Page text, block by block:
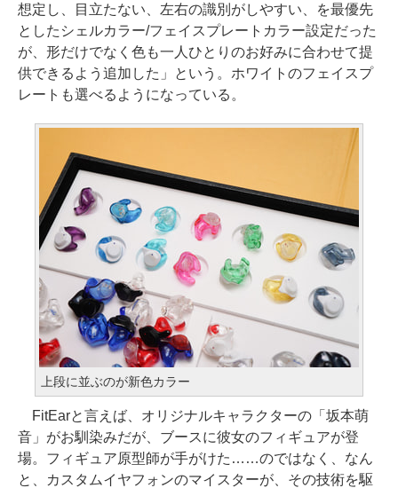
想定し、目立たない、左右の識別がしやすい、を最優先
としたシェルカラー/フェイスプレートカラー設定だった
が、形だけでなく色も一人ひとりのお好みに合わせて提
供できるよう追加した」という。ホワイトのフェイスプ
レートも選べるようになっている。
上段に並ぶのが新色カラー
FitEarと言えば、オリジナルキャラクターの「坂本萌
音」がお馴染みだが、ブースに彼女のフィギュアが登
場。フィギュア原型師が手がけた……のではなく、なん
と、カスタムイヤフォンのマイスターが、その技術を駆